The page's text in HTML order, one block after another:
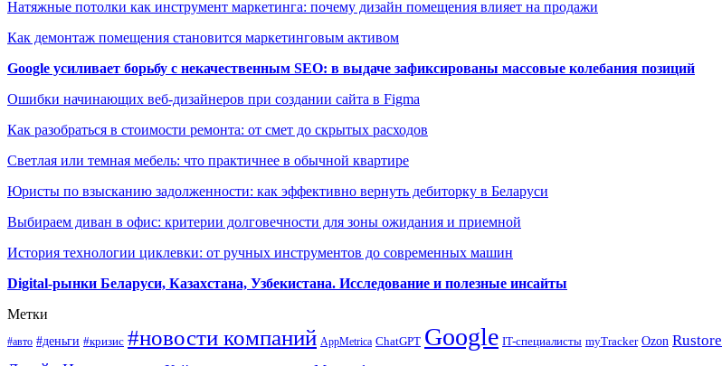
Натяжные потолки как инструмент маркетинга: почему дизайн помещения влияет на продажи
Как демонтаж помещения становится маркетинговым активом
Google усиливает борьбу с некачественным SEO: в выдаче зафиксированы массовые колебания позиций
Ошибки начинающих веб-дизайнеров при создании сайта в Figma
Как разобраться в стоимости ремонта: от смет до скрытых расходов
Светлая или темная мебель: что практичнее в обычной квартире
Юристы по взысканию задолженности: как эффективно вернуть дебиторку в Беларуси
Выбираем диван в офис: критерии долговечности для зоны ожидания и приемной
История технологии циклевки: от ручных инструментов до современных машин
Digital-рынки Беларуси, Казахстана, Узбекистана. Исследование и полезные инсайты
Метки
#авто #деньги #кризис #новости компаний AppMetrica ChatGPT Google IT-специалисты myTracker Ozon Rustore